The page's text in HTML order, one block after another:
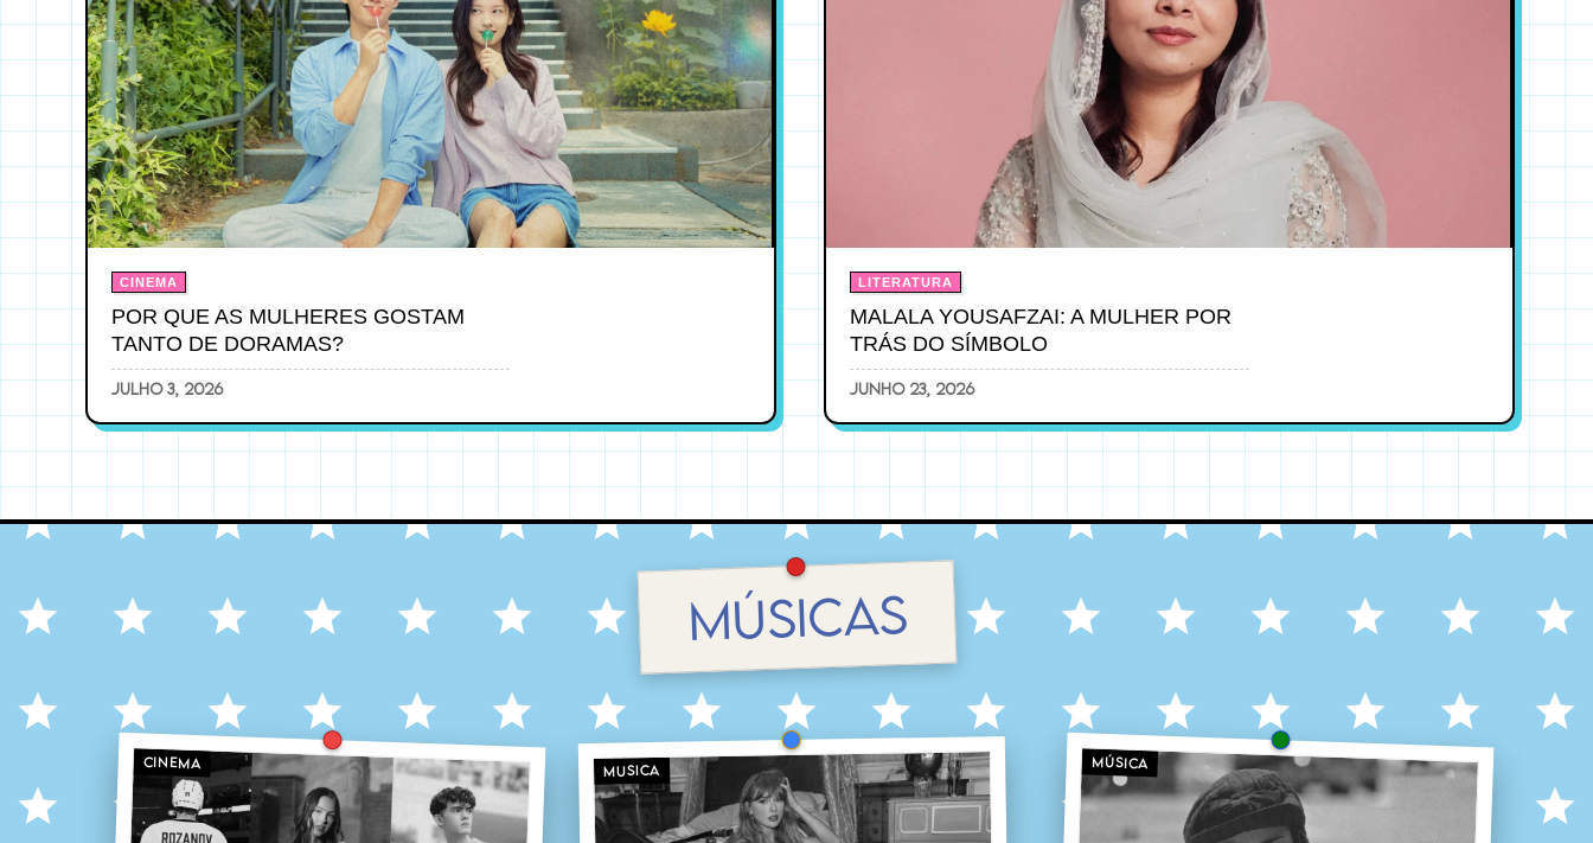
CINEMA
POR QUE AS MULHERES GOSTAM
TANTO DE DORAMAS?
julho 3, 2026
LITERATURA
MALALA YOUSAFZAI: A MULHER POR
TRÁS DO SÍMBOLO
junho 23, 2026
MÚSICAS
CINEMA MUSICA MÚSICA